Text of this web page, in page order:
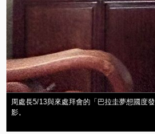
周處長5/13與來處拜會的「巴拉圭夢想國度
影。